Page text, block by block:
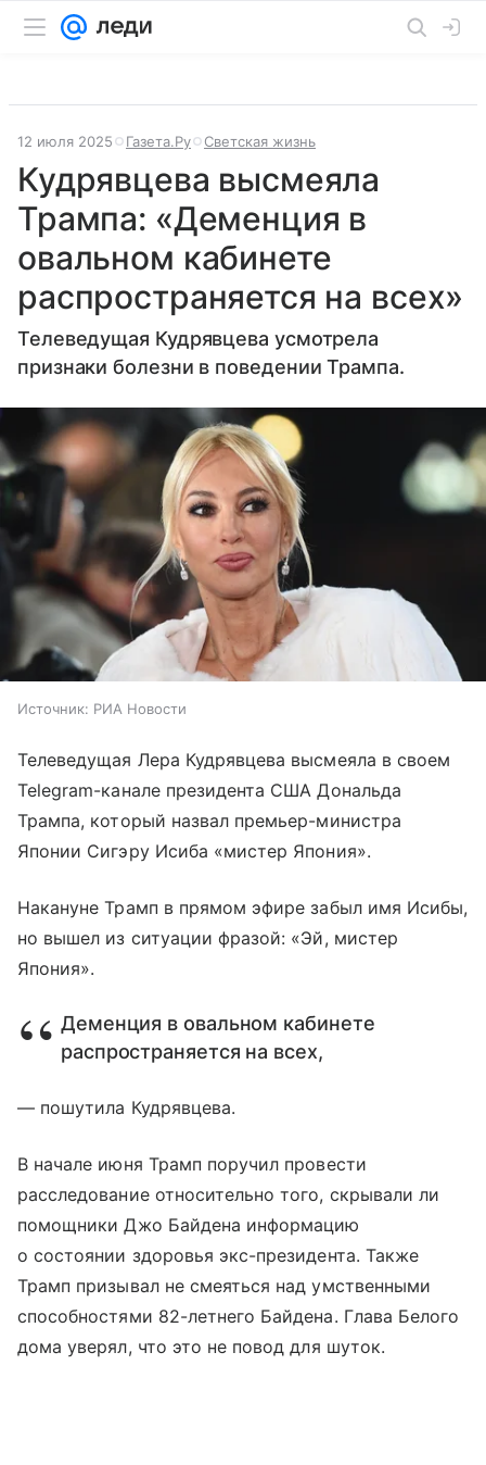
12 июля 2025 Газета.Ру Светская жизнь
Кудрявцева высмеяла
Трампа: «Деменция в
овальном кабинете
распространяется на всех»
Телеведущая Кудрявцева усмотрела
признаки болезни в поведении Трампа.
Источник: РИА Новости
Телеведущая Лера Кудрявцева высмеяла в своем
Telegram-канале президента США Дональда
Трампа, который назвал премьер-министра
Японии Сигэру Исиба «мистер Япония».
Накануне Трамп в прямом эфире забыл имя Исибы,
но вышел из ситуации фразой: «Эй, мистер
Япония».
Деменция в овальном кабинете
распространяется на всех,
— пошутила Кудрявцева.
В начале июня Трамп поручил провести
расследование относительно того, скрывали ли
помощники Джо Байдена информацию
о состоянии здоровья экс-президента. Также
Трамп призывал не смеяться над умственными
способностями 82-летнего Байдена. Глава Белого
дома уверял, что это не повод для шуток.